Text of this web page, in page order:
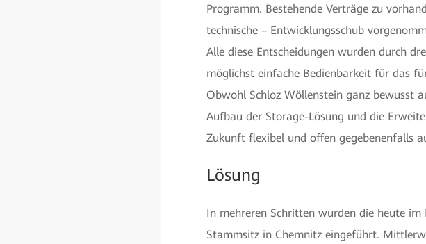
Programm. Bestehende Verträge zu
technische – Entwicklungsschub
Alle diese Entscheidungen wurden durch
möglichst einfache Bedienbarkeit für das
Obwohl Schloz Wöllenstein ganz bewusst
Aufbau der Storage-Lösung und die
Zukunft flexibel und offen gegebenenfalls
Lösung
In mehreren Schritten wurden die heute
Stammsitz in Chemnitz eingeführt.